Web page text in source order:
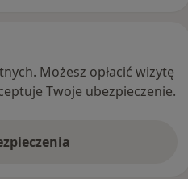
Możesz opłacić wizytę
Twoje ubezpieczenie.